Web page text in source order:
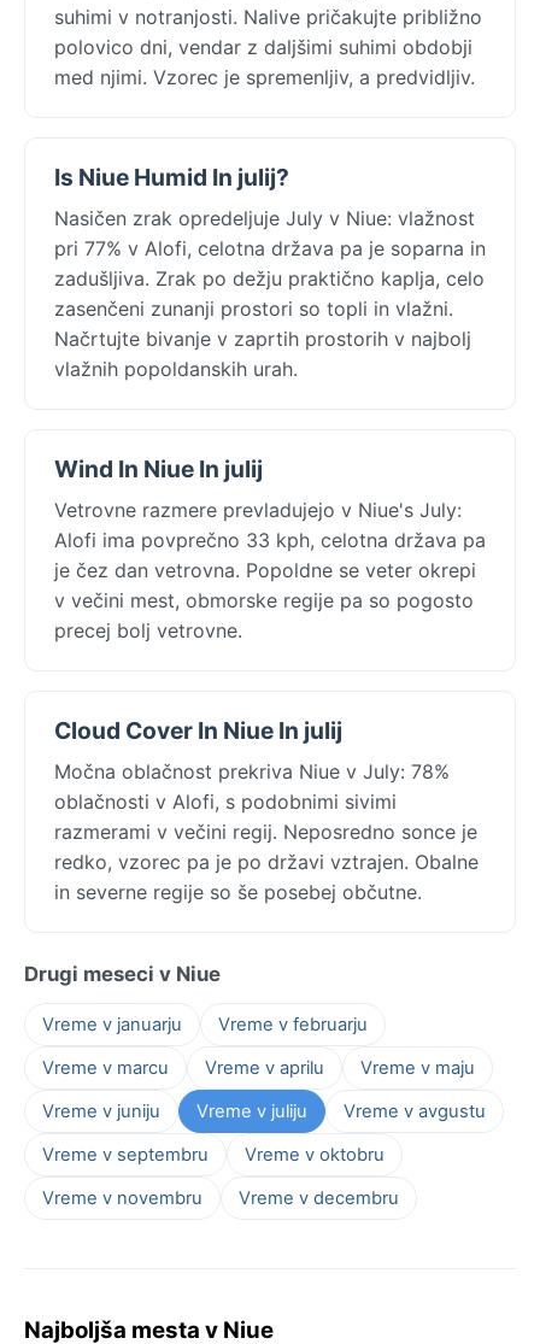
suhimi v notranjosti. Nalive pričakujte približno
polovico dni, vendar z daljšimi suhimi obdobji
med njimi. Vzorec je spremenljiv, a predvidljiv.
Is Niue Humid In julij?
Nasičen zrak opredeljuje July v Niue: vlažnost
pri 77% v Alofi, celotna država pa je soparna in
zadušljiva. Zrak po dežju praktično kaplja, celo
zasenčeni zunanji prostori so topli in vlažni.
Načrtujte bivanje v zaprtih prostorih v najbolj
vlažnih popoldanskih urah.
Wind In Niue In julij
Vetrovne razmere prevladujejo v Niue's July:
Alofi ima povprečno 33 kph, celotna država pa
je čez dan vetrovna. Popoldne se veter okrepi
v večini mest, obmorske regije pa so pogosto
precej bolj vetrovne.
Cloud Cover In Niue In julij
Močna oblačnost prekriva Niue v July: 78%
oblačnosti v Alofi, s podobnimi sivimi
razmerami v večini regij. Neposredno sonce je
redko, vzorec pa je po državi vztrajen. Obalne
in severne regije so še posebej občutne.
Drugi meseci v Niue
Vreme v januarju
Vreme v februarju
Vreme v marcu
Vreme v aprilu
Vreme v maju
Vreme v juniju
Vreme v juliju
Vreme v avgustu
Vreme v septembru
Vreme v oktobru
Vreme v novembru
Vreme v decembru
Najboljša mesta v Niue